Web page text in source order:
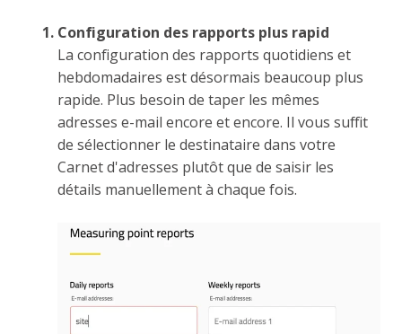
Configuration des rapports plus rapid
La configuration des rapports quotidiens et
hebdomadaires est désormais beaucoup plus
rapide. Plus besoin de taper les mêmes
adresses e-mail encore et encore. Il vous suffit
de sélectionner le destinataire dans votre
Carnet d'adresses plutôt que de saisir les
détails manuellement à chaque fois.